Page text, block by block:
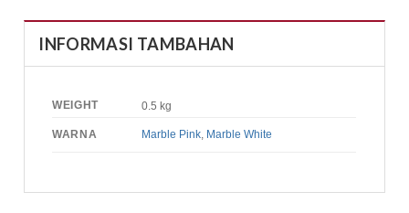
INFORMASI TAMBAHAN
WEIGHT 0.5 kg
WARNA Marble Pink Marble White